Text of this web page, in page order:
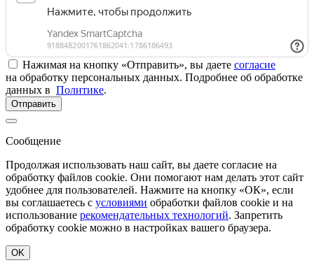
Нажимая на кнопку «Отправить», вы даете согласие
на обработку персональных данных. Подробнее об обработке
данных в Политике.
Отправить
Сообщение
Продолжая использовать наш сайт, вы даете согласие на
обработку файлов cookie. Они помогают нам делать этот сайт
удобнее для пользователей. Нажмите на кнопку «ОК», если
вы соглашаетесь с условиями обработки файлов cookie и на
использование рекомендательных технологий. Запретить
обработку cookie можно в настройках вашего браузера.
OK